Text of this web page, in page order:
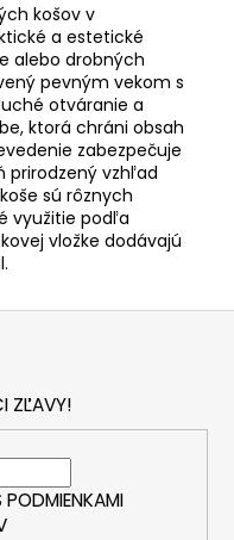
košov v
a estetické
alebo drobných
pevným vekom s
otváranie a
ktorá chráni obsah
zabezpečuje
prirodzený vzhľad
sú rôznych
využitie podľa
vložke dodávajú
ZĽAVY!
PODMIENKAMI